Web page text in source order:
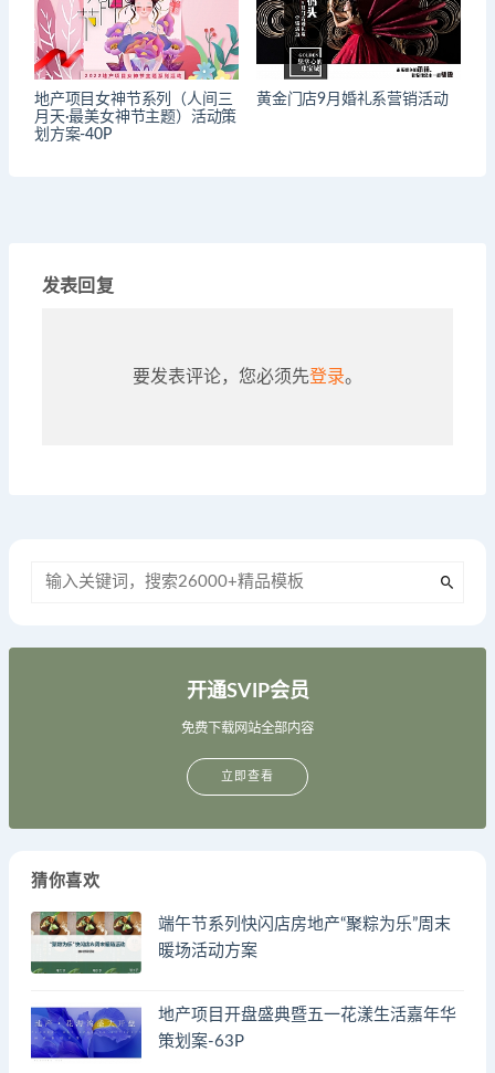
地产项目女神节系列（人间三
月天·最美女神节主题）活动策
划方案-40P
黄金门店9月婚礼系营销活动
发表回复
要发表评论，您必须先登录。
开通SVIP会员
免费下载网站全部内容
立即查看
猜你喜欢
端午节系列快闪店房地产“聚粽为乐”周末
暖场活动方案
地产项目开盘盛典暨五一花漾生活嘉年华
策划案-63P